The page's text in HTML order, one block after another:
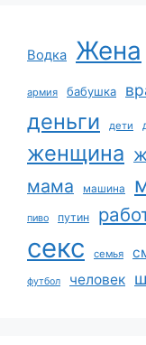
Водка Жена
армия бабушка
деньги дети
женщина
мама машина
пиво путин
секс семья
футбол человек